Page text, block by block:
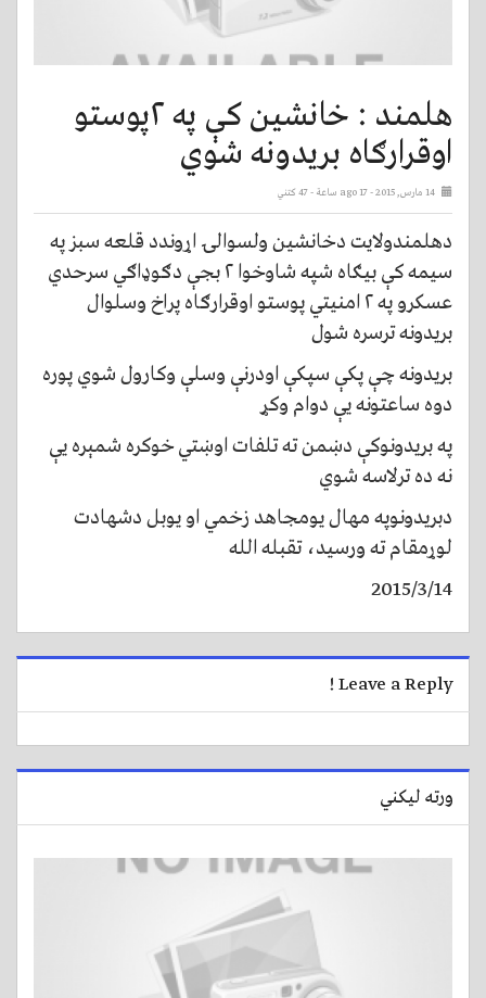
هلمند : خانشین کې په ۲پوستو
اوقرارګاه بریدونه شوي
14 مارس, 2015 - ago 17 ساعة - 47 کتني
دهلمندولایت دخانشین ولسوالۍ اړوندد قلعه سبز په
سیمه کې بیګاه شپه شاوخوا ۲ بجې دګوډاګي سرحدي
عسکرو په ۲ امنیتي پوستو اوقرارګاه پراخ وسلوال
بریدونه ترسره شول
بریدونه چې پکې سپکې اودرنې وسلې وکارول شوي پوره
دوه ساعتونه یې دوام وکړ
په بریدونوکې دښمن ته تلفات اوښتي خوکره شمېره یې
نه ده ترلاسه شوي
دبریدونوپه مهال یومجاهد زخمي او یوبل دشهادت
لوړمقام ته ورسید، تقبله الله
2015/3/14
Leave a Reply !
ورته لیکني